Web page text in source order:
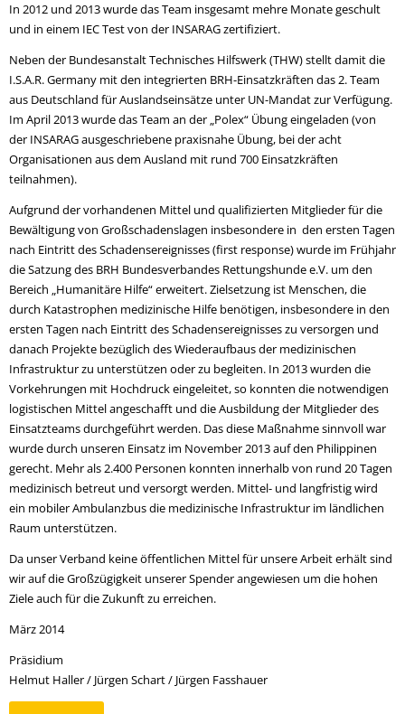
In 2012 und 2013 wurde das Team insgesamt mehre Monate geschult
und in einem IEC Test von der INSARAG zertifiziert.
Neben der Bundesanstalt Technisches Hilfswerk (THW) stellt damit die
I.S.A.R. Germany mit den integrierten BRH-Einsatzkräften das 2. Team
aus Deutschland für Auslandseinsätze unter UN-Mandat zur Verfügung.
Im April 2013 wurde das Team an der „Polex“ Übung eingeladen (von
der INSARAG ausgeschriebene praxisnahe Übung, bei der acht
Organisationen aus dem Ausland mit rund 700 Einsatzkräften
teilnahmen).
Aufgrund der vorhandenen Mittel und qualifizierten Mitglieder für die
Bewältigung von Großschadenslagen insbesondere in den ersten Tagen
nach Eintritt des Schadensereignisses (first response) wurde im Frühjahr
die Satzung des BRH Bundesverbandes Rettungshunde e.V. um den
Bereich „Humanitäre Hilfe“ erweitert. Zielsetzung ist Menschen, die
durch Katastrophen medizinische Hilfe benötigen, insbesondere in den
ersten Tagen nach Eintritt des Schadensereignisses zu versorgen und
danach Projekte bezüglich des Wiederaufbaus der medizinischen
Infrastruktur zu unterstützen oder zu begleiten. In 2013 wurden die
Vorkehrungen mit Hochdruck eingeleitet, so konnten die notwendigen
logistischen Mittel angeschafft und die Ausbildung der Mitglieder des
Einsatzteams durchgeführt werden. Das diese Maßnahme sinnvoll war
wurde durch unseren Einsatz im November 2013 auf den Philippinen
gerecht. Mehr als 2.400 Personen konnten innerhalb von rund 20 Tagen
medizinisch betreut und versorgt werden. Mittel- und langfristig wird
ein mobiler Ambulanzbus die medizinische Infrastruktur im ländlichen
Raum unterstützen.
Da unser Verband keine öffentlichen Mittel für unsere Arbeit erhält sind
wir auf die Großzügigkeit unserer Spender angewiesen um die hohen
Ziele auch für die Zukunft zu erreichen.
März 2014
Präsidium
Helmut Haller / Jürgen Schart / Jürgen Fasshauer